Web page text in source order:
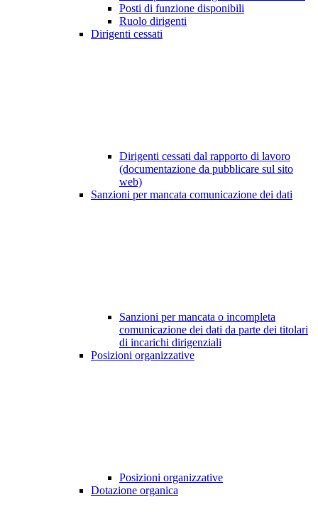
Posti di funzione disponibili
Ruolo dirigenti
Dirigenti cessati
Dirigenti cessati dal rapporto di lavoro
(documentazione da pubblicare sul sito
web)
Sanzioni per mancata comunicazione dei dati
Sanzioni per mancata o incompleta
comunicazione dei dati da parte dei titolari
di incarichi dirigenziali
Posizioni organizzative
Posizioni organizzative
Dotazione organica